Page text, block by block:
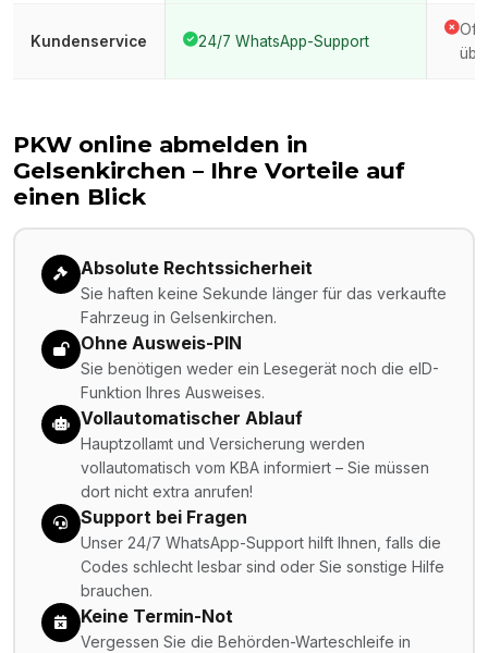
Kundenservice 24/7 WhatsApp-Support
Oft
PKW online abmelden in
Gelsenkirchen – Ihre Vorteile auf
einen Blick
Absolute Rechtssicherheit
Sie haften keine Sekunde länger für das verkaufte
Fahrzeug in Gelsenkirchen.
Ohne Ausweis-PIN
Sie benötigen weder ein Lesegerät noch die eID-
Funktion Ihres Ausweises.
Vollautomatischer Ablauf
Hauptzollamt und Versicherung werden
vollautomatisch vom KBA informiert – Sie müssen
dort nicht extra anrufen!
Support bei Fragen
Unser 24/7 WhatsApp-Support hilft Ihnen, falls die
Codes schlecht lesbar sind oder Sie sonstige Hilfe
brauchen.
Keine Termin-Not
Vergessen Sie die Behörden-Warteschleife in